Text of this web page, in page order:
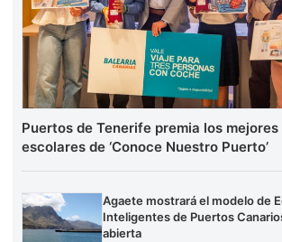
Puertos de Tenerife premia los
escolares de ‘Conoce Nuestro Puerto’
Agaete mostrará el modelo de
Inteligentes de Puertos
abierta